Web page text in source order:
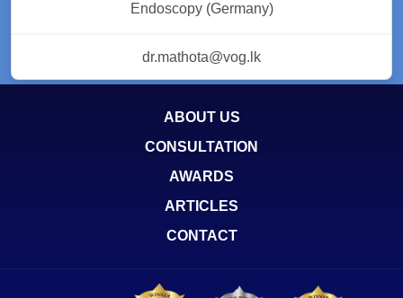
Endoscopy (Germany)
dr.mathota@vog.lk
ABOUT US
CONSULTATION
AWARDS
ARTICLES
CONTACT